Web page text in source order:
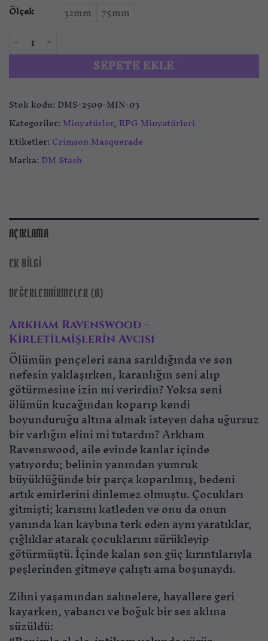
Ölçek 32mm 75mm
Arkham Ravenswood – Hunter of the Defiled adet
SEPETE EKLE
Stok kodu:DMS-2509-MIN-03
Kategoriler:Minyatürler,RPG Minyatürleri
Etiketler:Crimson Masquerade
Marka:DM Stash
AÇIKLAMA
EK BILGI
DEĞERLENDIRMELER (0)
Arkham Ravenswood –
Kirletilmişlerin Avcısı
Ölümün pençeleri sana sarıldığında ve son
nefesin yaklaşırken, karanlığın seni alıp
götürmesine izin mi verirdin? Yoksa seni
ölümün kucağından koparıp kendi
boyunduruğu altına almak isteyen daha uğursuz
bir varlığın elini mi tutardın? Arkham
Ravenswood, aile evinde kanlar içinde
yatıyordu; belinin yanından yumruk
büyüklüğünde bir parça koparılmış, bedeni
artık emirlerini dinlemez olmuştu. Çocukları
gitmişti; karısını katleden ve onu da onun
yanında kan kaybına terk eden aynı yaratıklar,
çığlıklar atarak çocuklarını sürükleyip
götürmüştü. İçinde kalan son güç kırıntılarıyla
peşlerinden gitmeye çalıştı ama boşunaydı.
Zihni yaşamından sahnelere, hayallere geri
kayarken, yabancı ve boğuk bir ses aklına
süzüldü: